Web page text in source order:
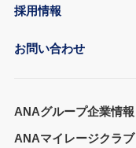
採用情報
お問い合わせ
ANAグループ企業情報
ANAマイレージクラブ